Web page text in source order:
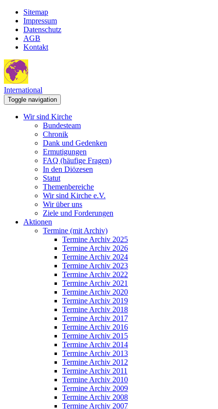
Sitemap
Impressum
Datenschutz
AGB
Kontakt
International
Toggle navigation
Wir sind Kirche
Bundesteam
Chronik
Dank und Gedenken
Ermutigungen
FAQ (häufige Fragen)
In den Diözesen
Statut
Themenbereiche
Wir sind Kirche e.V.
Wir über uns
Ziele und Forderungen
Aktionen
Termine (mit Archiv)
Termine Archiv 2025
Termine Archiv 2026
Termine Archiv 2024
Termine Archiv 2023
Termine Archiv 2022
Termine Archiv 2021
Termine Archiv 2020
Termine Archiv 2019
Termine Archiv 2018
Termine Archiv 2017
Termine Archiv 2016
Termine Archiv 2015
Termine Archiv 2014
Termine Archiv 2013
Termine Archiv 2012
Termine Archiv 2011
Termine Archiv 2010
Termine Archiv 2009
Termine Archiv 2008
Termine Archiv 2007